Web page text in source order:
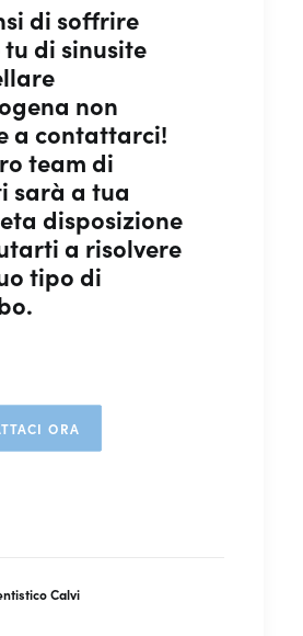
di soffrire
di sinusite
non
a contattarci!
team di
sarà a tua
disposizione
a risolvere
tipo di
ORA
Calvi